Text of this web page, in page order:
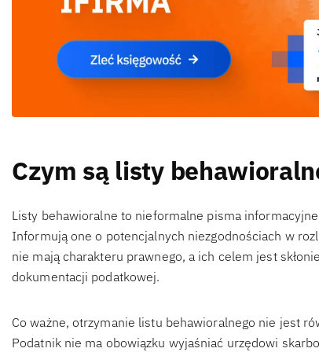
Czym są listy
Listy behawioralne to nieformalne pisma
Informują one o potencjalnych niezgodnościach w
nie mają charakteru prawnego, a ich celem jest
dokumentacji podatkowej.
Co ważne, otrzymanie listu behawioralnego nie jest
Podatnik nie ma obowiązku wyjaśniać urzędowi